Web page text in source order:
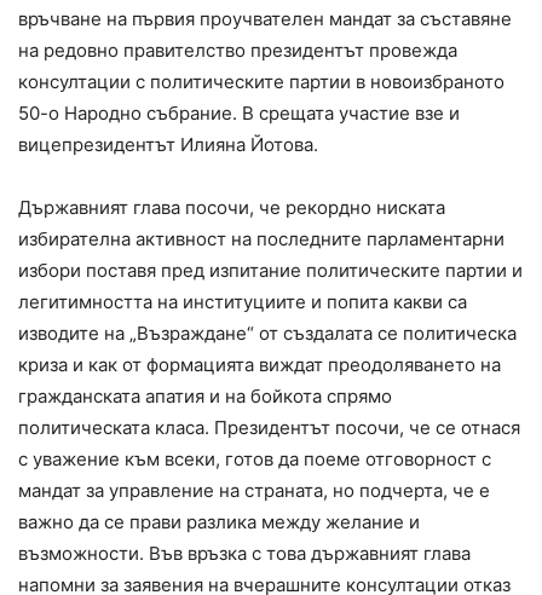
връчване на първия проучвателен мандат за съставяне
на редовно правителство президентът провежда
консултации с политическите партии в новоизбраното
50-о Народно събрание. В срещата участие взе и
вицепрезидентът Илияна Йотова.
Държавният глава посочи, че рекордно ниската
избирателна активност на последните парламентарни
избори поставя пред изпитание политическите партии и
легитимността на институциите и попита какви са
изводите на „Възраждане“ от създалата се политическа
криза и как от формацията виждат преодоляването на
гражданската апатия и на бойкота спрямо
политическата класа. Президентът посочи, че се отнася
с уважение към всеки, готов да поеме отговорност с
мандат за управление на страната, но подчерта, че е
важно да се прави разлика между желание и
възможности. Във връзка с това държавният глава
напомни за заявения на вчерашните консултации отказ